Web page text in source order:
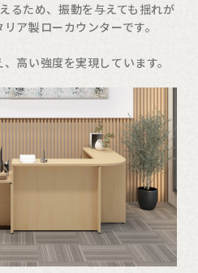
るため、振動を与えても揺れが
ア製ローカウンターです。
高い強度を実現しています。